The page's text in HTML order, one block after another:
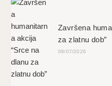
Završena
za zlatnu dob”
08/07/2026